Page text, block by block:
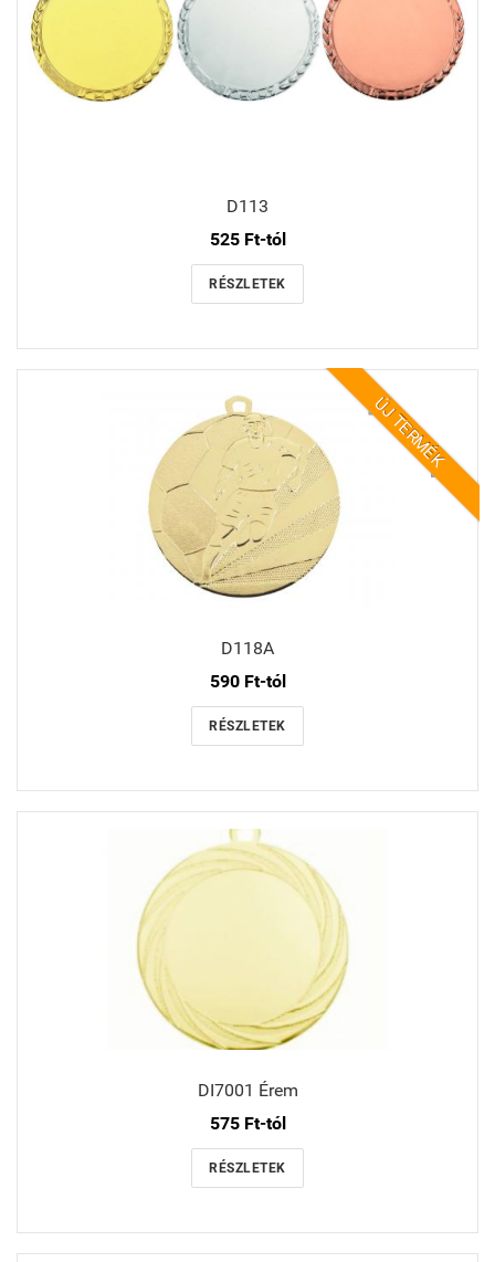
D113
525 Ft-tól
RÉSZLETEK
ÚJ TERMÉK
D118A
590 Ft-tól
RÉSZLETEK
DI7001 Érem
575 Ft-tól
RÉSZLETEK